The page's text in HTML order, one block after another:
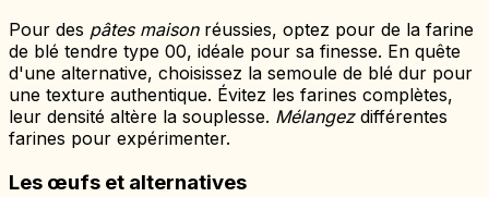
Pour des pâtes maisonréussies, optez pour de la farine
de blé tendre type 00, idéale pour sa finesse. En quête
d'une alternative, choisissez la semoule de blé dur pour
une texture authentique. Évitez les farines complètes,
leur densité altère la souplesse. Mélangezdifférentes
farines pour expérimenter.
Les œufs et alternatives